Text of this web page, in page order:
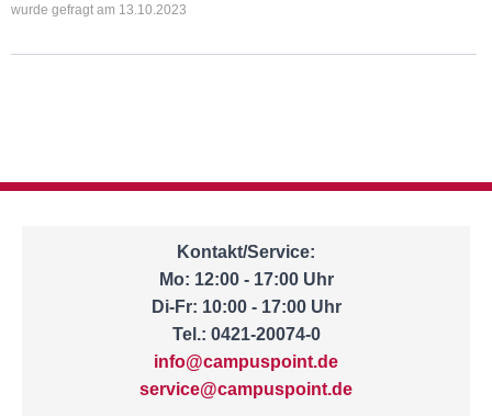
wurde gefragt am 13.10.2023
Kontakt/Service:
Mo: 12:00 - 17:00 Uhr
Di-Fr: 10:00 - 17:00 Uhr
Tel.: 0421-20074-0
info@campuspoint.de
service@campuspoint.de